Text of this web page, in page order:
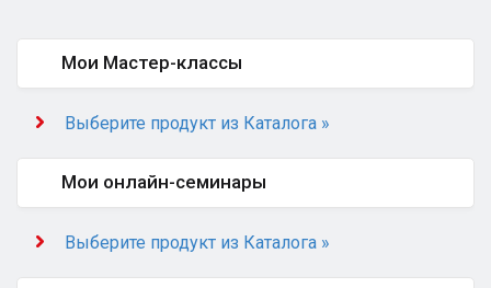
Мои Мастер-классы
Выберите продукт из Каталога »
Мои онлайн-семинары
Выберите продукт из Каталога »